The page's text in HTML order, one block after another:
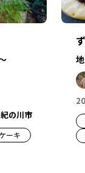
紀の川市
ケーキ